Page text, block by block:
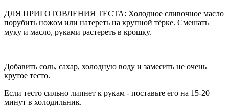
ДЛЯ ПРИГОТОВЛЕНИЯ ТЕСТА: Холодное сливочное масло
порубить ножом или натереть на крупной тёрке. Смешать
муку и масло, руками растереть в крошку.
Добавить соль, сахар, холодную воду и замесить не очень
крутое тесто.
Если тесто сильно липнет к рукам - поставьте его на 15-20
минут в холодильник.